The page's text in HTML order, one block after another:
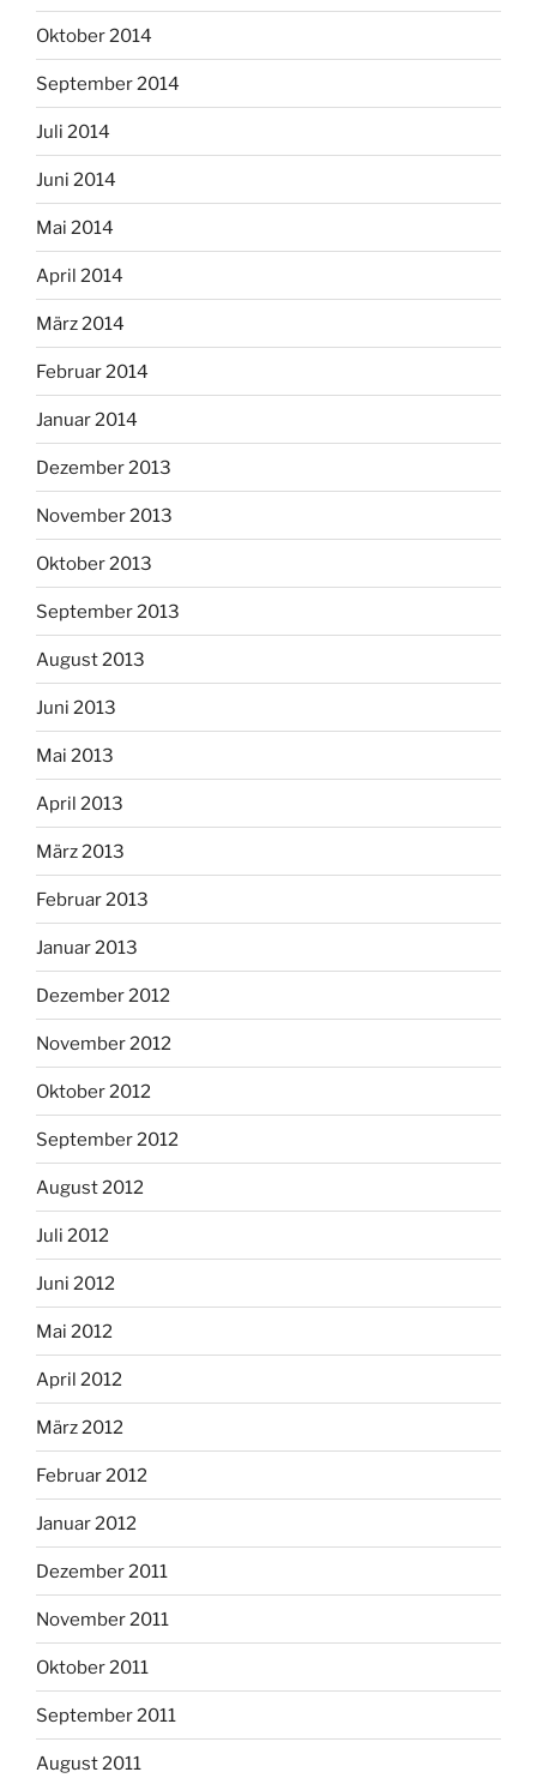
Oktober 2014
September 2014
Juli 2014
Juni 2014
Mai 2014
April 2014
März 2014
Februar 2014
Januar 2014
Dezember 2013
November 2013
Oktober 2013
September 2013
August 2013
Juni 2013
Mai 2013
April 2013
März 2013
Februar 2013
Januar 2013
Dezember 2012
November 2012
Oktober 2012
September 2012
August 2012
Juli 2012
Juni 2012
Mai 2012
April 2012
März 2012
Februar 2012
Januar 2012
Dezember 2011
November 2011
Oktober 2011
September 2011
August 2011